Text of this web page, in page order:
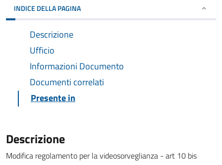
INDICE DELLA PAGINA
Descrizione
Ufficio
Informazioni Documento
Documenti correlati
Presente in
Descrizione
Modifica regolamento per la videosorveglianza - art 10 bis